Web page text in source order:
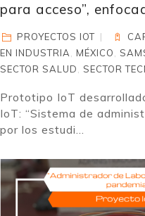
para acceso”,
PROYECTOS IOT
EN INDUSTRIA
MÉXICO
SECTOR SALUD
SECTOR
Prototipo IoT
IoT: “Sistema de
por los estudi...